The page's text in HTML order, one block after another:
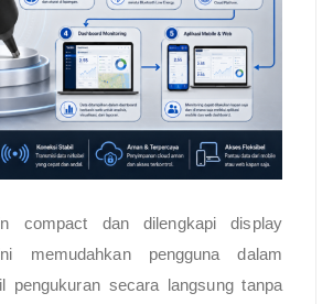
compact dan dilengkapi display
memudahkan pengguna dalam
pengukuran secara langsung tanpa